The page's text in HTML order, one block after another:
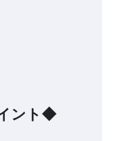
ント◆